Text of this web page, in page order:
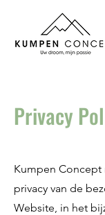
Privacy
Kumpen Concept
privacy van de
Website, in het